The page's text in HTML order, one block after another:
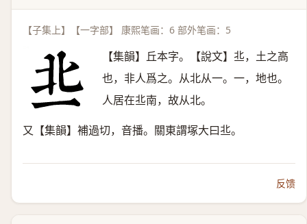
【子集上】【一字部】 康熙笔画：6 部外笔画：5
【集韻】丘本字。【說文】丠，土之高
也，非人爲之。从北从一。一，地也。
人居在丠南，故从北。
又【集韻】補過切，音播。關東謂塚大曰丠。
反馈